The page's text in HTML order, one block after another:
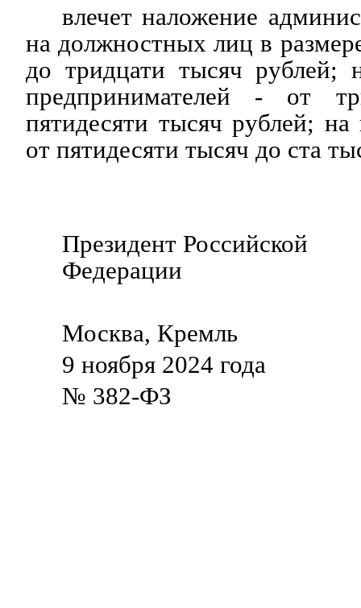
влечет наложение
на должностных лиц в
до тридцати тысяч рублей;
предпринимателей - от
пятидесяти тысяч рублей;
от пятидесяти тысяч до ста
Президент Российской
Федерации
Москва, Кремль
9 ноября 2024 года
№ 382-ФЗ